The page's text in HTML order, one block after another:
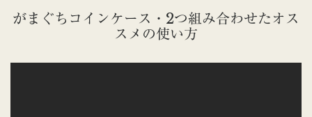
がまぐちコインケース・2つ組み合わせたオス
スメの使い方